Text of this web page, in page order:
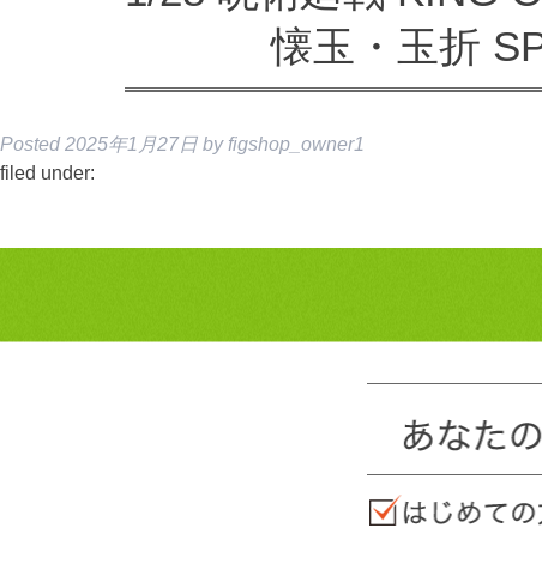
懐玉・玉折
Posted 2025年1月27日 by figshop_owner1
filed under: